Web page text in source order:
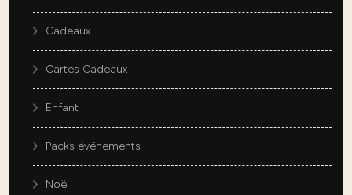
Cadeaux
Cartes Cadeaux
Enfant
Packs événements
Noël